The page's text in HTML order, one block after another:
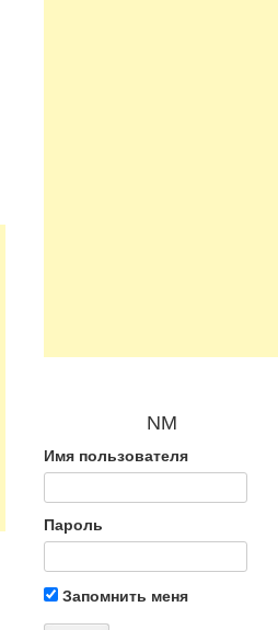
NM
Имя пользователя
Пароль
Запомнить меня